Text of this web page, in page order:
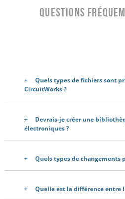
Questions
Quels types de fichiers sont
CircuitWorks ?
Devrais-je créer une
électroniques ?
Quels types de changements
Quelle est la différence entre